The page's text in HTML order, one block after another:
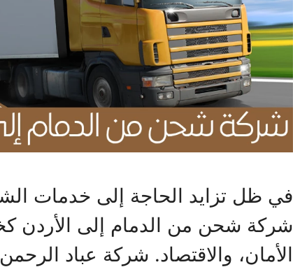
في ظل تزايد الحاجة إلى خدمات
شركة شحن من الدمام إلى الأردن
الأمان، والاقتصاد. شركة عباد